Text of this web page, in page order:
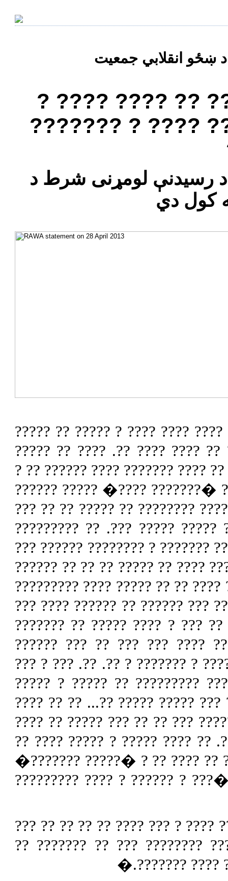
? ???? ???? ??
??????? ? ????
د رسیدنې لومړنی شرط د
? ???? ??? ? ???? ????? ?? ?
????? ?? ????? ? ???? ??????
?????????? ?? ?????? ????????
?????? ???? ? ??? ????? ?????
???? ???? ??? ?? ? ?? ????? ???
?? ????? ?? ?? ???????? ?? ??
????? ? ?????? ???? ?? ?? ?? ??
?? ???? ?? ?? ???? ?? ?????? ??
?? ? ???? ????? ???? ?? ?????
?? ?? ??? ???? ?? ?? ? ?????
?????? ??? ????? ???? ????.
???? ?? ?? ???? ????? ??
??????????? ???? ?? ???? ???
???????? ?? ?? ????? ?? ?
?????? ???? ?? ??? ?????? ??
?? ?????????? ????? ??
?????? ??? ?? �????? ??????�
???? ? ??? ??? ?? ?? ?????
?????? ?? ? ????????? ?? ???
???? ? �????� ????? ?????
???? ????????? ??? ??: �??
????????? ?? ?